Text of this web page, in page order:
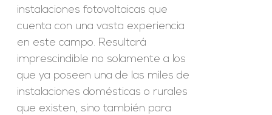
instalaciones fotovoltaicas que
cuenta con una vasta experiencia
en este campo. Resultará
imprescindible no solamente a los
que ya poseen una de las miles de
instalaciones domésticas o rurales
que existen, sino también para